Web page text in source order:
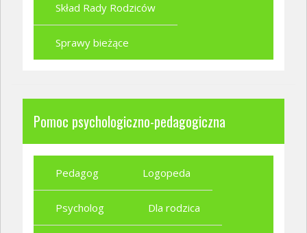
Skład Rady Rodziców
Sprawy bieżące
Pomoc psychologiczno-pedagogiczna
Pedagog Logopeda
Psycholog Dla rodzica